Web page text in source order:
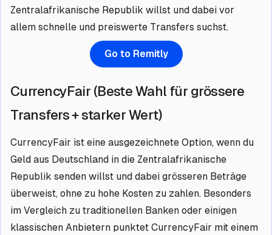
Zentralafrikanische Republik willst und dabei vor
allem schnelle und preiswerte Transfers suchst.
Go to Remitly
CurrencyFair (Beste Wahl für grössere
Transfers + starker Wert)
CurrencyFair ist eine ausgezeichnete Option, wenn du
Geld aus Deutschland in die Zentralafrikanische
Republik senden willst und dabei grösseren Beträge
überweist, ohne zu hohe Kosten zu zahlen. Besonders
im Vergleich zu traditionellen Banken oder einigen
klassischen Anbietern punktet CurrencyFair mit einem